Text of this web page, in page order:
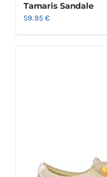
Tamaris Sandale
59.95€